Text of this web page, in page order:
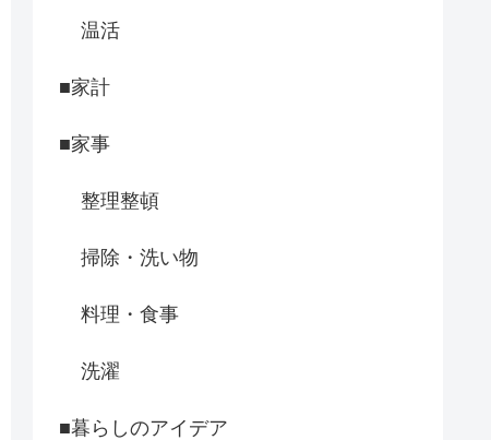
温活
■家計
■家事
整理整頓
掃除・洗い物
料理・食事
洗濯
■暮らしのアイデア